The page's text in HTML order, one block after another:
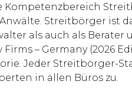
Streitbörger ist
als auch als
– Germany (2026
Jeder
in allen Büros zu.